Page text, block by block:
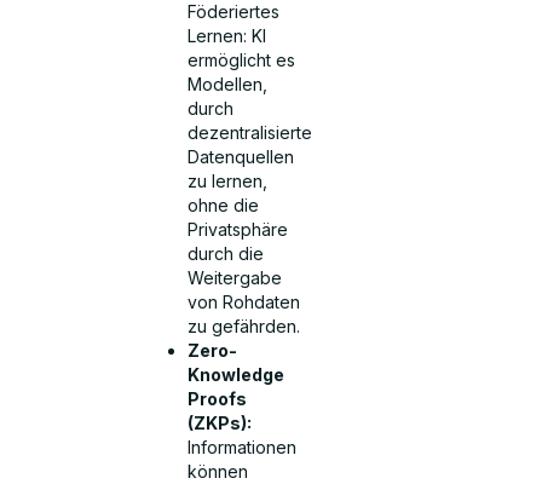
Föderiertes
Lernen: KI
ermöglicht es
Modellen,
durch
dezentralisierte
Datenquellen
zu lernen,
ohne die
Privatsphäre
durch die
Weitergabe
von Rohdaten
zu gefährden.
Zero-
Knowledge
Proofs
(ZKPs):
Informationen
können